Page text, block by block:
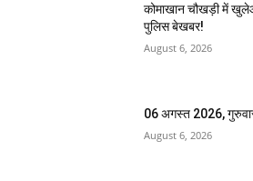
कोमाखान चौखड़ी में
पुलिस बेखबर!
August 6, 2026
06 अगस्त 2026,
August 6, 2026